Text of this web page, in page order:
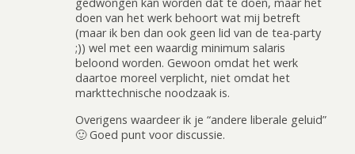
doen van het werk behoort wat mij betreft
(maar ik ben dan ook geen lid van de tea-party
;)) wel met een waardig minimum salaris
beloond worden. Gewoon omdat het werk
daartoe moreel verplicht, niet omdat het
markttechnische noodzaak is.
Overigens waardeer ik je “andere liberale geluid”
🙂 Goed punt voor discussie.